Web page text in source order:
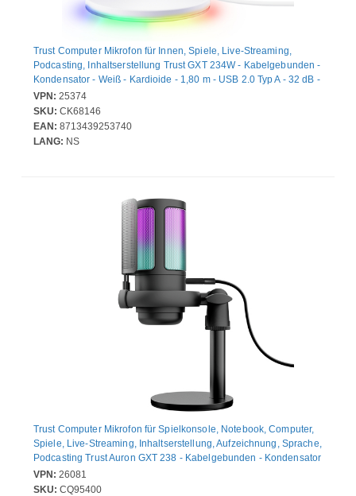
Trust Computer Mikrofon für Innen, Spiele, Live-Streaming,
Podcasting, Inhaltserstellung Trust GXT 234W - Kabelgebunden -
Kondensator - Weiß - Kardioide - 1,80 m - USB 2.0 Typ A - 32 dB -
Desktop, An Ständer montierbar - 100 Hz bis 16 kHz - 2,2
Kiloohm
VPN: 25374
SKU: CK68146
EAN: 8713439253740
LANG: NS
Trust Computer Mikrofon für Spielkonsole, Notebook, Computer,
Spiele, Live-Streaming, Inhaltserstellung, Aufzeichnung, Sprache,
Podcasting Trust Auron GXT 238 - Kabelgebunden - Kondensator
- Schwarz - Kardioide - 1,80 m - USB Typ-A, USB-Typ C - 40 dB -
An Ständer montierbar, Desktop, Dämpferbrücke, Tischhalterung
VPN: 26081
SKU: CQ95400